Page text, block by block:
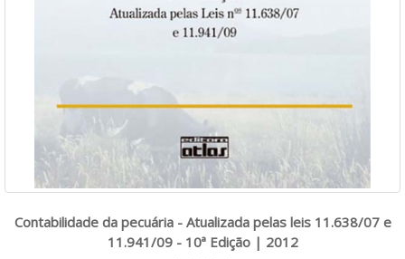
Contabilidade da pecuária - Atualizada pelas leis 11.638/07 e
11.941/09 - 10ª Edição | 2012